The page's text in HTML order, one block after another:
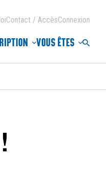
VOUS ÊTES
Contact / AccèsConnexion